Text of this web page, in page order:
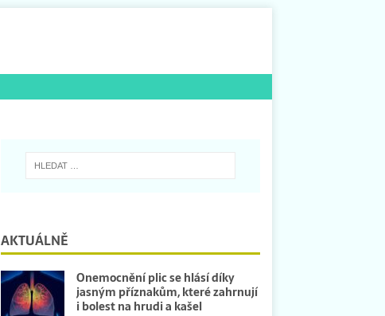
AKTUÁLNĚ
Onemocnění plic se hlásí díky
jasným příznakům, které zahrnují
i bolest na hrudi a kašel